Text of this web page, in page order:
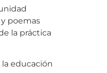
poemas
la práctica
educación